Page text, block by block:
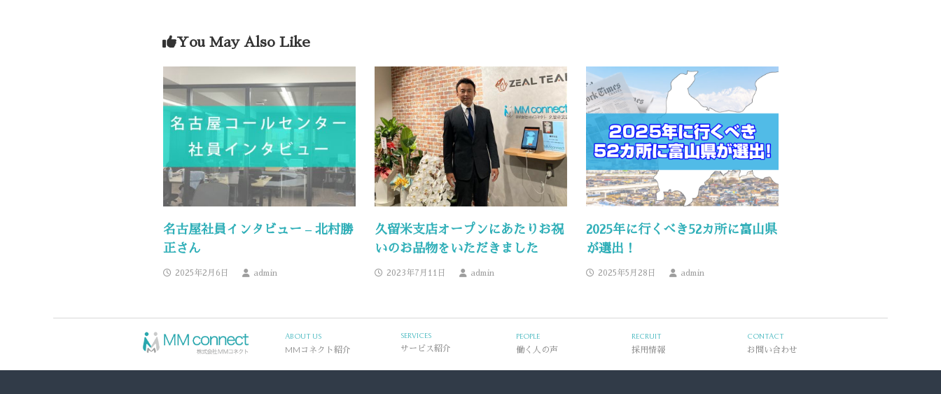
You May Also Like
名古屋社員インタビュー – 北村勝
正さん
2025年2月6日 admin
久留米支店オープンにあたりお祝
いのお品物をいただきました
2023年7月11日 admin
2025年に行くべき52カ所に富山県
が選出！
2025年5月28日 admin
ABOUT US
MMコネクト紹介
SERVICES
サービス紹介
PEOPLE
働く人の声
RECRUIT
採用情報
CONTACT
お問い合わせ